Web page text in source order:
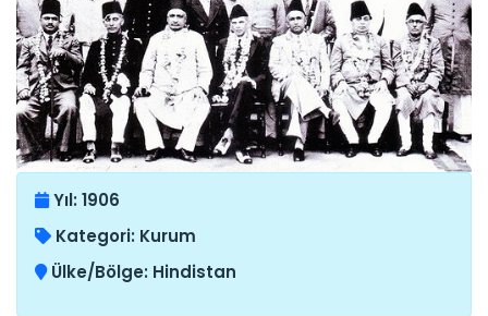
Yıl: 1906
Kategori: Kurum
Ülke/Bölge: Hindistan